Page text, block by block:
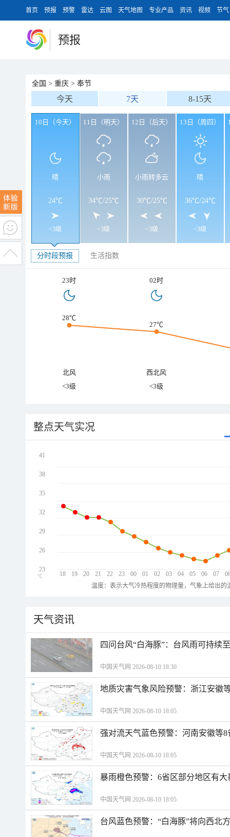
首页 预报 预警 雷达 云图 天气地图 专业产品 资讯 视频 节气
预报
全国 > 重庆 > 奉节
今天 7天 8-15天
10日（今天）
晴
24℃
<3级
11日（明天）
小雨
34℃/25℃
<3级
12日（后天）
小雨转多云
30℃/25℃
<3级
13日（周四）
晴
36℃/24℃
<3级
分时段预报 生活指数
23时 02时
28℃
27℃
北风
西北风
<3级
<3级
整点天气实况
18 19 20 21 22 23 00 01 02 03 04 05 06 07
41
38
35
32
29
26
23
℃
温度：表示大气冷热程度的物理量，气象上给出
天气资讯
四问台风“白海豚”：台风雨可持续
中国天气网 2026-08-10 18:30
地质灾害气象风险预警：浙江安徽
中国天气网 2026-08-10 18:05
强对流天气蓝色预警：河南安徽等
中国天气网 2026-08-10 18:05
暴雨橙色预警：6省区部分地区有
中国天气网 2026-08-10 18:05
台风蓝色预警：“白海豚”将向西北